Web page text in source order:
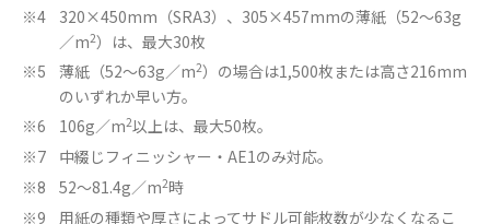
※4
320×450mm（SRA3）、305×457mmの薄紙（52～63g
／m2）は、最大30枚
※5 薄紙（52～63g／m2）の場合は1,500枚または高さ216mm
のいずれか早い方。
※6 106g／m2以上は、最大50枚。
※7 中綴じフィニッシャー・AE1のみ対応。
※8 52～81.4g／m2時
※9
用紙の種類や厚さによってサドル可能枚数が少なくなるこ